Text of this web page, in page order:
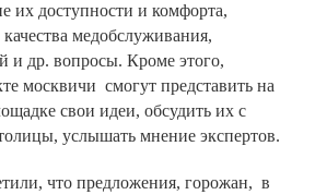
их доступности и комфорта,
медобслуживания,
и др. вопросы. Кроме этого,
москвичи смогут представить на
свои идеи, обсудить их с
услышать мнение экспертов.
что предложения, горожан, в